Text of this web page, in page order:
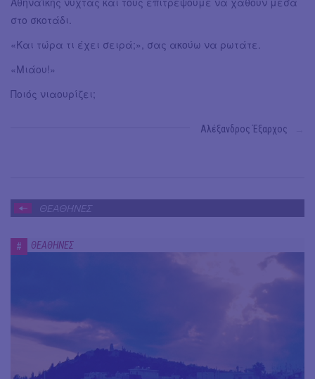
στο σκοτάδι.
«Και τώρα τι έχει σειρά;», σας ακούω να ρωτάτε.
«Μιάου!»
Ποιός νιαουρίζει;
Αλέξανδρος Έξαρχος
ΘΕΑΘΗΝΕΣ
# ΘΕΑΘΗΝΕΣ